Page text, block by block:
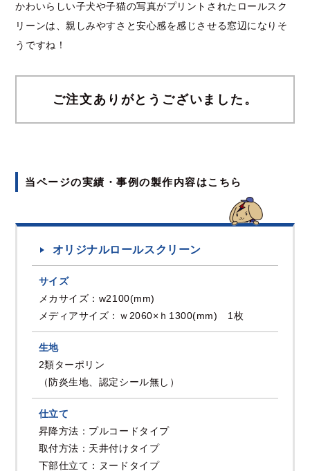
かわいらしい子犬や子猫の写真がプリントされたロールスク
リーンは、親しみやすさと安心感を感じさせる窓辺になりそ
うですね！
ご注文ありがとうございました。
当ページの実績・事例の製作内容はこちら
オリジナルロールスクリーン
サイズ
メカサイズ：w2100(mm)
メディアサイズ：ｗ2060×ｈ1300(mm) 1枚
生地
2類ターポリン
（防炎生地、認定シール無し）
仕立て
昇降方法：プルコードタイプ
取付方法：天井付けタイプ
下部仕立て：ヌードタイプ